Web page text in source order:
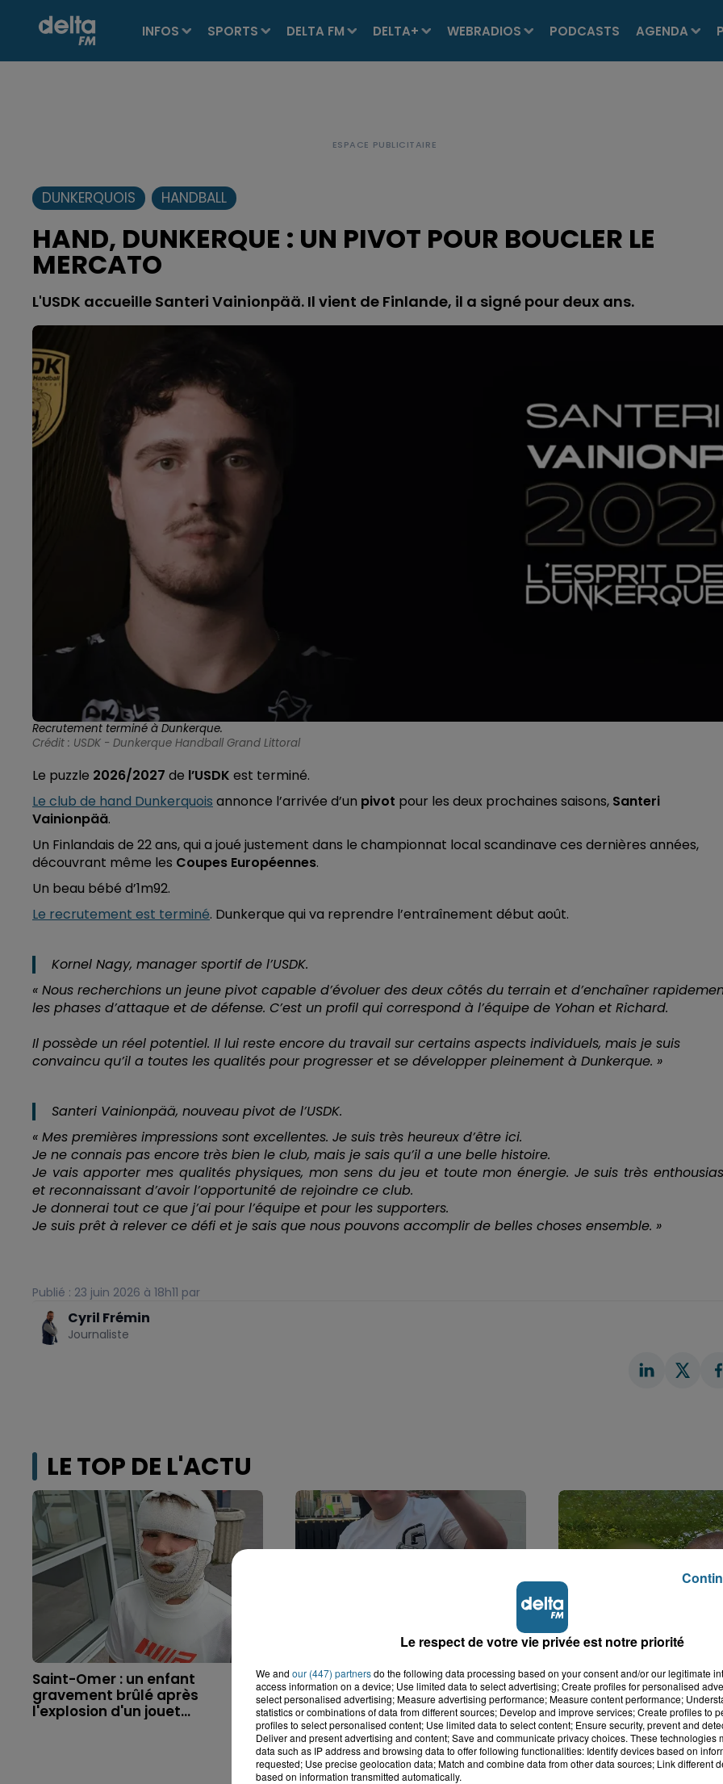
INFOS SPORTS DELTA FM DELTA+ WEBRADIOS PODCASTS AGENDA
DUNKERQUOIS HANDBALL
HAND, DUNKERQUE : UN PIVOT POUR BOUCLER LE
MERCATO
L'USDK accueille Santeri Vainionpää. Il vient de Finlande, il a signé pour deux ans.
Recrutement terminé à Dunkerque.
Crédit : USDK - Dunkerque Handball Grand Littoral
Le puzzle 2026/2027 de l’USDK est terminé.
Le club de hand Dunkerquois annonce l’arrivée d’un pivot pour les deux prochaines saisons, Santeri
Vainionpää.
Un Finlandais de 22 ans, qui a joué justement dans le championnat local scandinave ces dernières années,
découvrant même les Coupes Européennes.
Un beau bébé d’1m92.
Le recrutement est terminé. Dunkerque qui va reprendre l’entraînement début août.
Kornel Nagy, manager sportif de l’USDK.
« Nous recherchions un jeune pivot capable d’évoluer des deux côtés du terrain et d’enchaîner
les phases d’attaque et de défense. C’est un profil qui correspond à l’équipe de Yohan et Richard.
Il possède un réel potentiel. Il lui reste encore du travail sur certains aspects individuels, mais je suis
convaincu qu’il a toutes les qualités pour progresser et se développer pleinement à Dunkerque. »
Santeri Vainionpää, nouveau pivot de l’USDK.
« Mes premières impressions sont excellentes. Je suis très heureux d’être ici.
Je ne connais pas encore très bien le club, mais je sais qu’il a une belle histoire.
Je vais apporter mes qualités physiques, mon sens du jeu et toute mon énergie. Je suis très
et reconnaissant d’avoir l’opportunité de rejoindre ce club.
Je donnerai tout ce que j’ai pour l’équipe et pour les supporters.
Je suis prêt à relever ce défi et je sais que nous pouvons accomplir de belles choses ensemble. »
Publié : 23 juin 2026 à 18h11 par
Cyril Frémin
Journaliste
LE TOP DE L'ACTU
Saint-Omer : un enfant
gravement brûlé après
l'explosion d'un jouet...
Hazebrouck : victime d'un
accident, Lucas s'en est allé
brutalement...
Disparition
Cappelle-la-Grande :
41 ans...
Le respect de votre vie privée est notre priorité
We and our (447) partnersdo the following data processing based on your consent and/or our legitimate
access information on a device; Use limited data to select advertising; Create profiles for personalised
select personalised advertising; Measure advertising performance; Measure content performance;
statistics or combinations of data from different sources; Develop and improve services; Create profiles to
profiles to select personalised content; Use limited data to select content; Ensure security, prevent and
Deliver and present advertising and content; Save and communicate privacy choices. These technologies
data such as IP address and browsing data to offer following functionalities: Identify devices based on
requested; Use precise geolocation data; Match and combine data from other data sources; Link different
based on information transmitted automatically.